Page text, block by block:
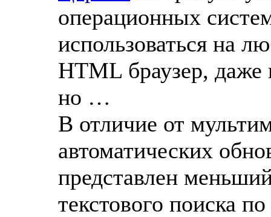
операционных
использоваться на
HTML браузер,
но …
В отличие от
автоматических
представлен
текстового поиска